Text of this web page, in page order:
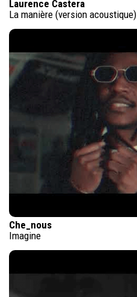
Laurence Castera
La manière (version acoustique)
Che_nous
Imagine